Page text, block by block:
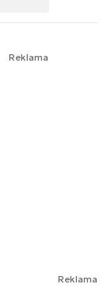
Reklama
Reklama